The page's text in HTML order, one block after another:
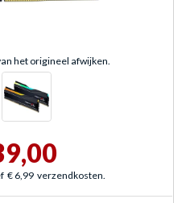
het origineel afwijken.
€ 6,99 verzendkosten.